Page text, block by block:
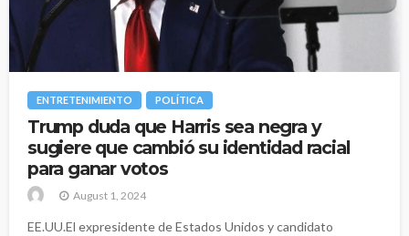
ENTRETENIMIENTO POLÍTICA
Trump duda que Harris sea negra y
sugiere que cambió su identidad racial
para ganar votos
August 1, 2024
EE.UU.El expresidente de Estados Unidos y candidato